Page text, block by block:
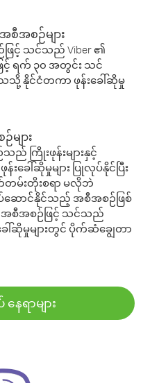
စီအစဉ်များ
ဖြင့် သင်သည် Viber ၏
င့် ရက် ၃၀ အတွင်း သင်
နိုင်ငံတကာ ဖုန်းခေါ်ဆိုမှု
များ
ကြိုးဖုန်းများနှင့်
းခေါ်ဆိုမှုများ ပြုလုပ်နိုင်ပြီး
းတိုးစရာ မလိုဘဲ
ဆောင်နိုင်သည့် အစီအစဉ်ဖြစ်
အစီအစဉ်ဖြင့် သင်သည်
ေါ်ဆိုမှုများတွင် ပိုက်ဆံချွေတာ
ေရာများ